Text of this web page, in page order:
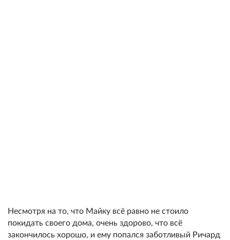
Несмотря на то, что Майку всё равно не стоило
покидать своего дома, очень здорово, что всё
закончилось хорошо, и ему попался заботливый Ричард